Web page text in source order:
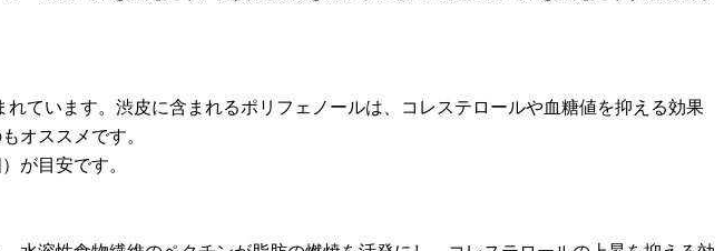
ています。渋皮に含まれるポリフェノールは、コレステロールや血糖値を抑える効果
オススメです。
が目安です。